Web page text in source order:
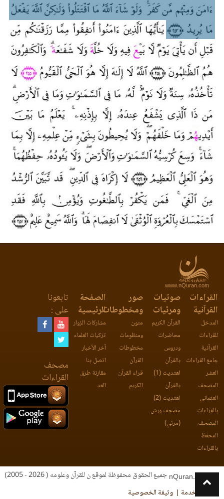
www.nQuran.com
القراءات
القرآنية
المدخل
للقراءات
القرآنية
جامع القراءات
العشر
المصحف
العثماني
بالقراءات
المصحف
المحفظ
بالقراءات
صوتيات
ومرئيات
القرآن الكريم
محاضرات
ودروس
بالقرآن
اهتديت (1)
بالقرآن
اهتديت (2)
مصحف ورش
(مرئي)
صور
ومخطوطات
متون
ومنظومات
مخطوطات
القرآن
قراء القرآن
الكريم
الصفحة
الرئيسية
مشاركات الزوار
تزكيات العلماء
آخر الأخبار
اتصل بنا
مقارنة طرق
العد
تابعونا
على :
مصحف
القراءات
جميع الحقوق محفوظة لموقع ن للقرآن وعلومه ( 2026 - 2005)
اتفاقية الخدمة
وثيقة الخصوصية